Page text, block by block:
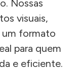
Nossas
visuais,
formato
para quem
e eficiente.